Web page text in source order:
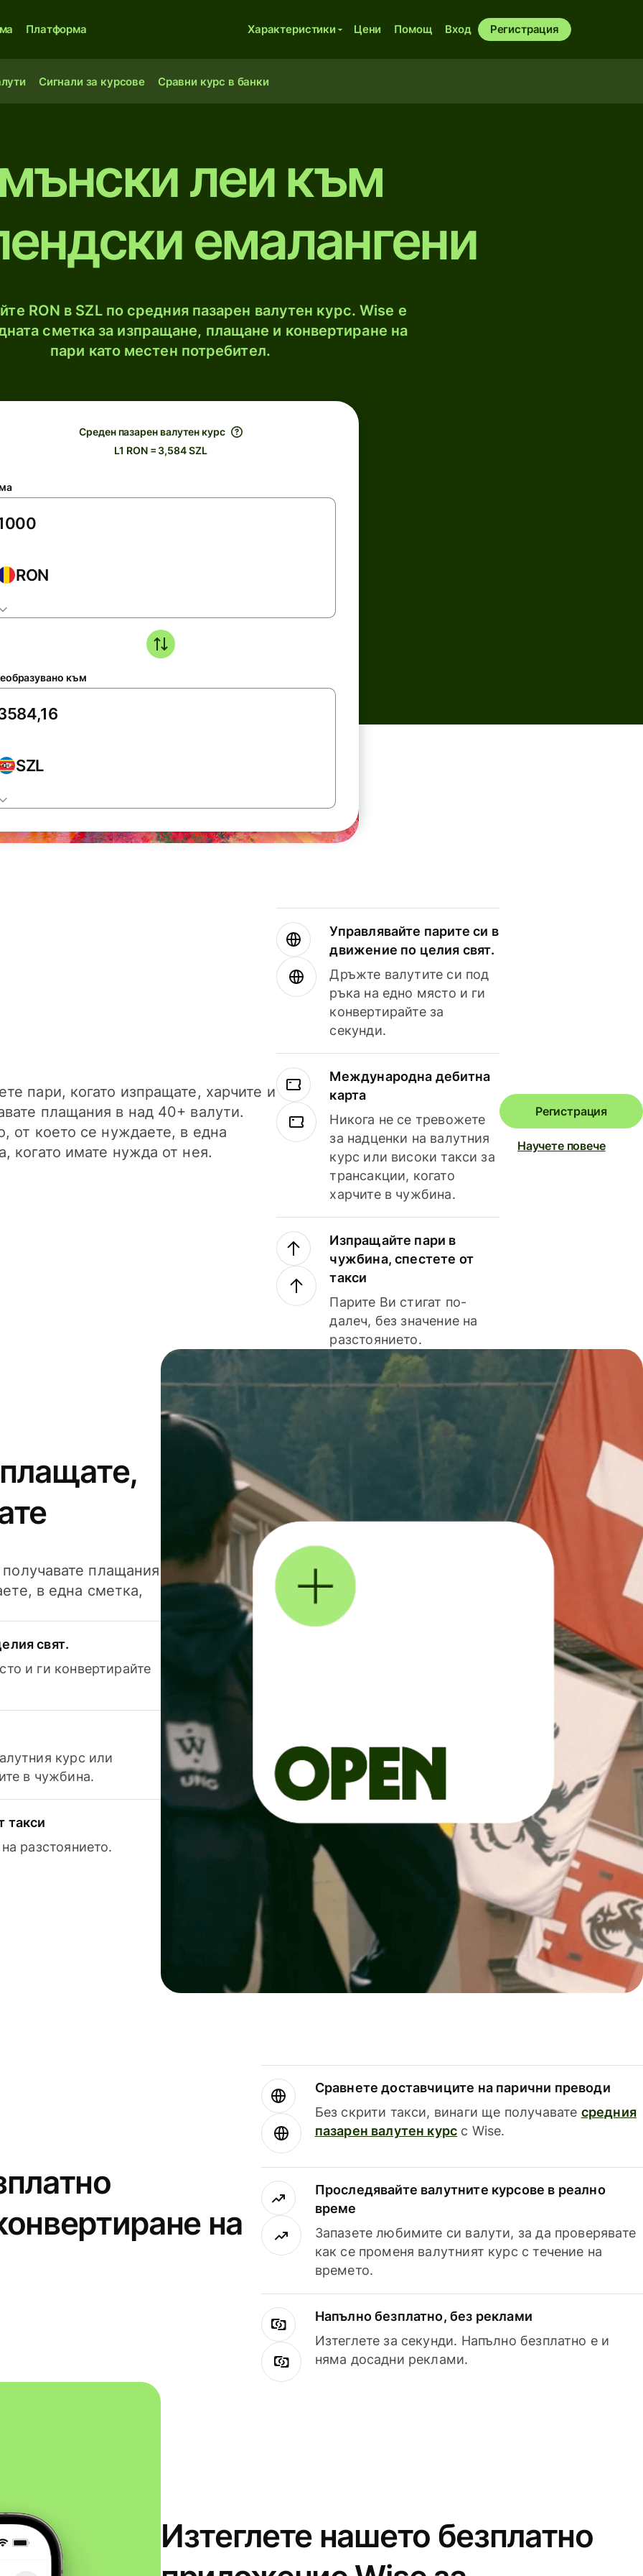
Платформа Характеристики Цени Помощ Вход Регистрация
Сигнали за курсове Сравни курс в банки
леи към
емалангени
RON в SZL по средния пазарен валутен курс. Wise е
сметка за изпращане, плащане и конвертиране на
пари като местен потребител.
Среден пазарен валутен курс
L1 RON = 3,584 SZL
RON
към
SZL
пари, когато изпращате, харчите и
плащания в над 40+ валути.
от което се нуждаете, в една
когато имате нужда от нея.
Управлявайте парите си в
движение по целия свят.
Дръжте валутите си под
ръка на едно място и ги
конвертирайте за
секунди.
Международна дебитна
карта
Никога не се тревожете
за надценки на валутния
курс или високи такси за
трансакции, когато
харчите в чужбина.
Изпращайте пари в
чужбина, спестете от
такси
Парите Ви стигат по-
далеч, без значение на
разстоянието.
Регистрация
Научете повече
плащания
в една сметка,
свят.
и ги конвертирайте
курс или
в чужбина.
такси
разстоянието.
на
Сравнете доставчиците на парични преводи
Без скрити такси, винаги ще получавате средния
пазарен валутен курс с Wise.
Проследявайте валутните курсове в реално
време
Запазете любимите си валути, за да проверявате
как се променя валутният курс с течение на
времето.
Напълно безплатно, без реклами
Изтеглете за секунди. Напълно безплатно е и
няма досадни реклами.
Изтеглете нашето безплатно